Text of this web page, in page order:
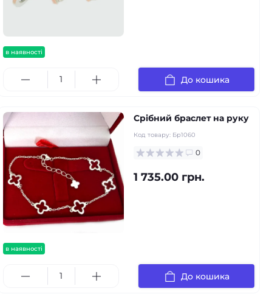
в наявності
До кошика
в наявності
Срібний браслет на руку
Код товару: Бр1060
0
1 735.00 грн.
До кошика